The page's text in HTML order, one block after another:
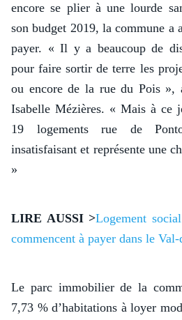
encore se plier à une lourde
son budget 2019, la commune a
payer. « Il y a beaucoup de
pour faire sortir de terre les
ou encore de la rue du Pois »,
Isabelle Mézières. « Mais à ce
19 logements rue de
insatisfaisant et représente une
»
LIRE AUSSI >Logement
commencent à payer dans le Val-
Le parc immobilier de la
7,73 % d’habitations à loyer